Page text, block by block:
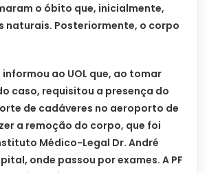
o óbito que, inicialmente,
naturais. Posteriormente, o corpo
informou ao UOL que, ao tomar
caso, requisitou a presença do
de cadáveres no aeroporto de
a remoção do corpo, que foi
Médico-Legal Dr. André
onde passou por exames. A PF